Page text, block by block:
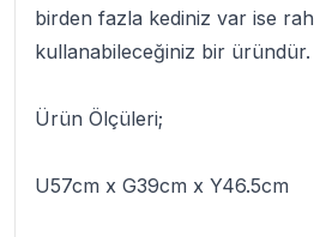
birden fazla kediniz var ise
kullanabileceğiniz bir üründür.
Ürün Ölçüleri;
U57cm x G39cm x Y46.5cm